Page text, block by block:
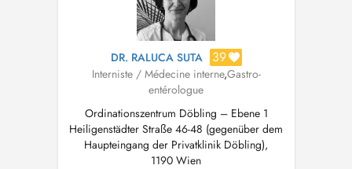
DR. RALUCA SUTA 39
Interniste / Médecine interne,Gastro-
entérologue
Ordinationszentrum Döbling – Ebene 1
Heiligenstädter Straße 46-48 (gegenüber dem
Haupteingang der Privatklinik Döbling),
1190 Wien